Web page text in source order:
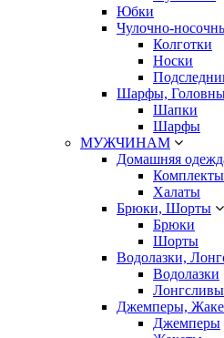
Юбки
Чулочно-
Колготки
Носки
Шарфы,
Шапки
Шарфы
МУЖЧИНАМ
Домашняя
Комплекты
Халаты
Брюки, Шорты
Брюки
Шорты
Водолазки,
Водолазки
Лонгсливы
Джемперы,
Джемперы